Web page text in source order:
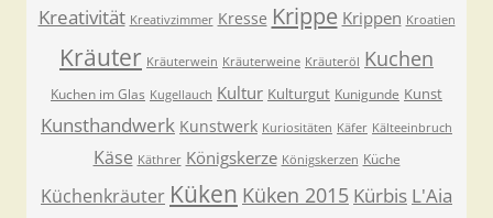
Kreativität Kreativzimmer Kresse Krippe Krippen Kroatien
Kräuter Kräuterwein Kräuterweine Kräuteröl Kuchen
Kuchen im Glas Kugellauch Kultur Kulturgut Kunigunde Kunst
Kunsthandwerk Kunstwerk Kuriositäten Käfer Kälteeinbruch
Käse Käthrer Königskerze Königskerzen Küche
Küchenkräuter Küken Küken 2015 Kürbis L'Aia